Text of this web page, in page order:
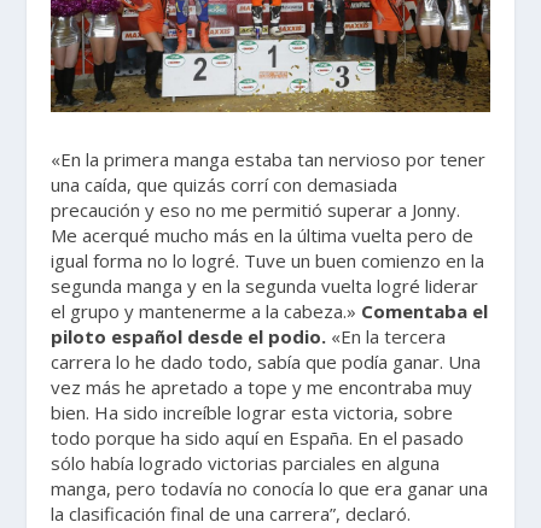
«En la primera manga estaba tan nervioso por tener
una caída, que quizás corrí con demasiada
precaución y eso no me permitió superar a Jonny.
Me acerqué mucho más en la última vuelta pero de
igual forma no lo logré. Tuve un buen comienzo en la
segunda manga y en la segunda vuelta logré liderar
el grupo y mantenerme a la cabeza.» Comentaba el
piloto español desde el podio. «En la tercera
carrera lo he dado todo, sabía que podía ganar. Una
vez más he apretado a tope y me encontraba muy
bien. Ha sido increíble lograr esta victoria, sobre
todo porque ha sido aquí en España. En el pasado
sólo había logrado victorias parciales en alguna
manga, pero todavía no conocía lo que era ganar una
la clasificación final de una carrera”, declaró.